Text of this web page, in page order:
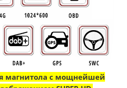
магнитола с мощнейшей